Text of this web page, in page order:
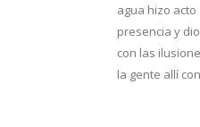
agua hizo acto
presencia y
con las
la gente allí